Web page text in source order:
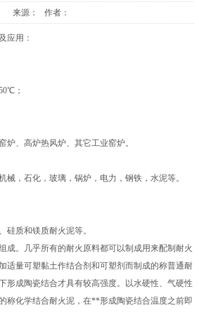
来源： 作者：
应用：
；
炉、高炉热风炉、其它工业窑炉。
械，石化，玻璃，锅炉，电力，钢铁，水泥等。
硅质和镁质耐火泥等。
成。几乎所有的耐火原料都可以制成用来配制耐火
适量可塑黏土作结合剂和可塑剂而制成的称普通耐
形成陶瓷结合才具有较高强度。以水硬性、气硬性
称化学结合耐火泥，在**形成陶瓷结合温度之前即